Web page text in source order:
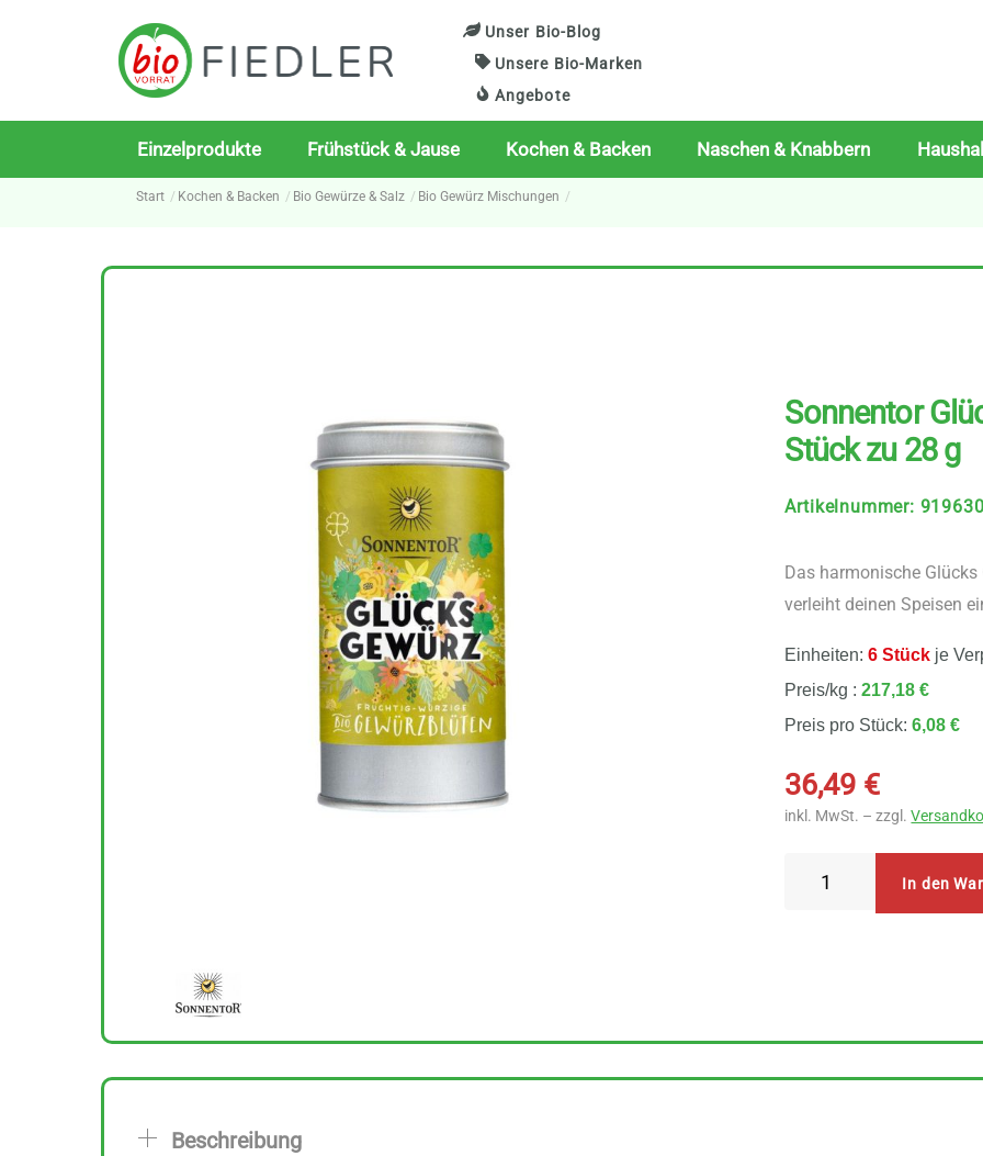
Unser Bio-Blog
Unsere Bio-Marken
Angebote
Einzelprodukte Frühstück & Jause Kochen & Backen Naschen & Knabbern
Start Kochen & Backen Bio Gewürze & Salz Bio Gewürz Mischungen
Sonnentor
Stück zu 28 g
Artikelnummer:
Das harmonische
verleiht deinen Speisen
Einheiten:6 Stück je
Preis/kg :217,18 €
Preis pro Stück:6,08 €
36,49 €
inkl. MwSt. – zzgl.
In den
Beschreibung